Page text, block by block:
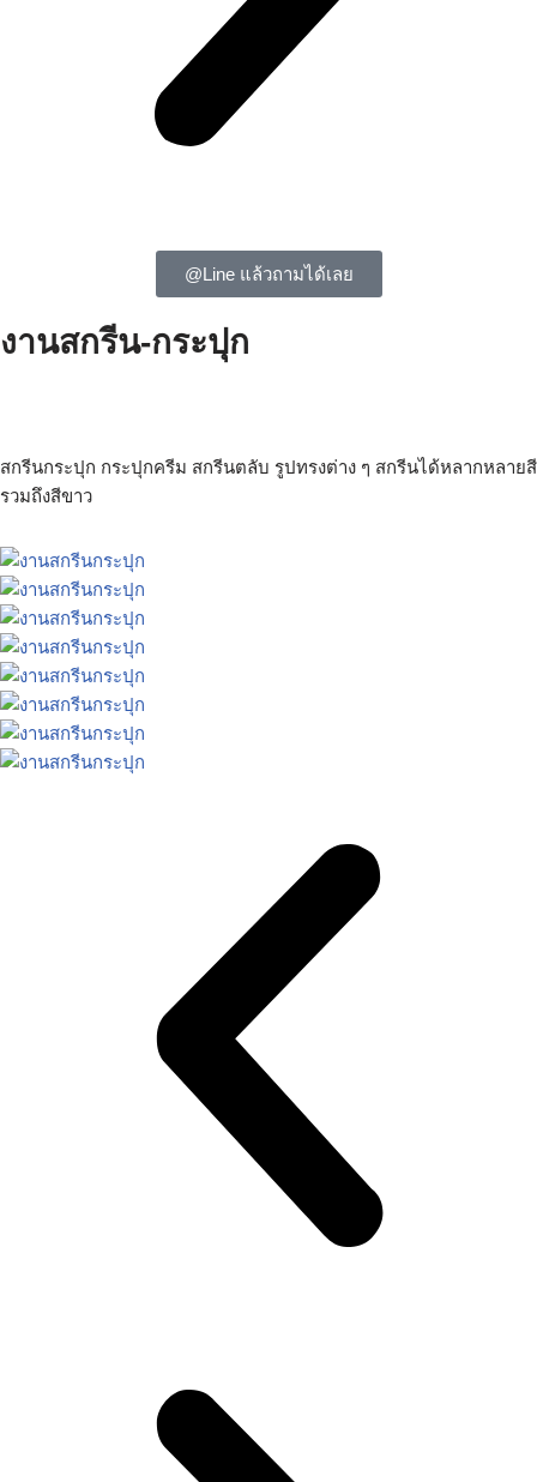
@Line แล้วถามได้เลย
งานสกรีน-กระปุก
สกรีนกระปุก กระปุกครีม สกรีนตลับ รูปทรงต่าง ๆ สกรีนได้หลากหลายสี
รวมถึงสีขาว